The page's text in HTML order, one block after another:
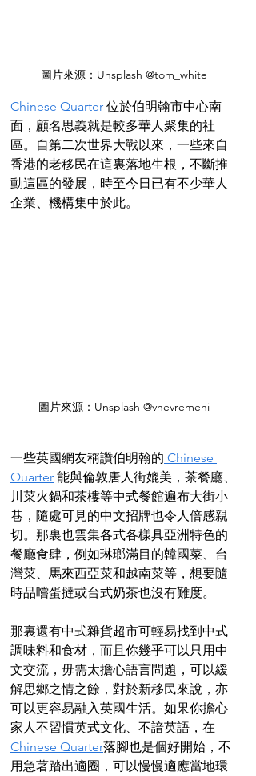
圖片來源：Unsplash @tom_white
Chinese Quarter 位於伯明翰市中心南
面，顧名思義就是較多華人聚集的社
區。自第二次世界大戰以來，一些來自
香港的老移民在這裏落地生根，不斷推
動這區的發展，時至今日已有不少華人
企業、機構集中於此。
圖片來源：Unsplash @vnevremeni
一些英國網友稱讚伯明翰的 Chinese
Quarter 能與倫敦唐人街媲美，茶餐廳、
川菜火鍋和茶樓等中式餐館遍布大街小
巷，隨處可見的中文招牌也令人倍感親
切。那裏也雲集各式各樣具亞洲特色的
餐廳食肆，例如琳瑯滿目的韓國菜、台
灣菜、馬來西亞菜和越南菜等，想要隨
時品嚐蛋撻或台式奶茶也沒有難度。
那裏還有中式雜貨超市可輕易找到中式
調味料和食材，而且你幾乎可以只用中
文交流，毋需太擔心語言問題，可以緩
解思鄉之情之餘，對於新移民來說，亦
可以更容易融入英國生活。如果你擔心
家人不習慣英式文化、不諳英語，在
Chinese Quarter落腳也是個好開始，不
用急著踏出適圈，可以慢慢適應當地環